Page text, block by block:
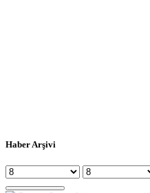
Haber Arşivi